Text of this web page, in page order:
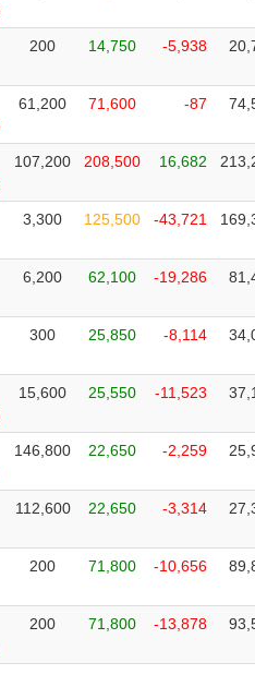
200 14,750 -5,938
61,200 71,600 -87
107,200 208,500 16,682
3,300 125,500 -43,721
6,200 62,100 -19,286
300 25,850 -8,114
15,600 25,550 -11,523
146,800 22,650 -2,259
112,600 22,650 -3,314
200 71,800 -10,656
200 71,800 -13,878